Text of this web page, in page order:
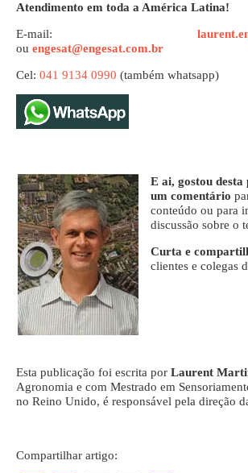
Atendimento em toda a América Latina!
E-mail:
ou engesat@engesat.com.br
Cel: 041 9134 0990 (também whatsapp)
E ai, gostou desta
um comentário
conteúdo ou para
discussão sobre o
Curta e
clientes e colegas
Esta publicação foi escrita por Laurent
Agronomia e com Mestrado em
no Reino Unido, é responsável pela direção
Compartilhar artigo: